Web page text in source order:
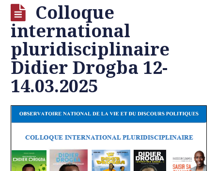
Colloque
international
pluridisciplinaire
Didier Drogba 12-
14.03.2025